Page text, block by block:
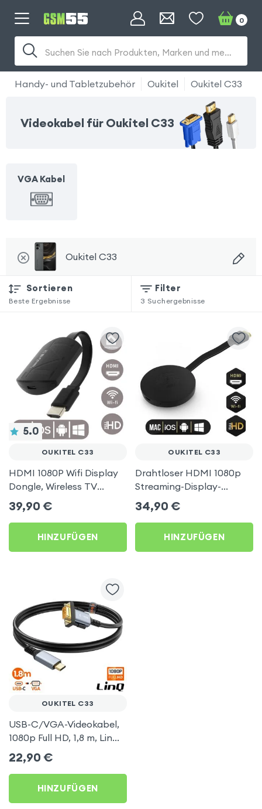
Suchen Sie nach Produkten, Marken und mehr...
0
Handy- und Tabletzubehör Oukitel Oukitel C33
Videokabel für Oukitel C33
VGA Kabel
Oukitel C33
Sortieren
Beste Ergebnisse
Filter
3 Suchergebnisse
5.0
OUKITEL C33
HDMI 1080P Wifi Display
Dongle, Wireless TV
Display Adapter für
Oukitel C33
39,90 €
HINZUFÜGEN
OUKITEL C33
Drahtloser HDMI 1080p
Streaming-Display-
Dongle, TV-Video-
Empfänger (Miracast,
AirPlay, DLNA-
kompatibel) für Oukitel
C33
34,90 €
HINZUFÜGEN
OUKITEL C33
USB-C/VGA-Videokabel,
1080p Full HD, 1,8 m, LinQ
für Oukitel C33
22,90 €
HINZUFÜGEN